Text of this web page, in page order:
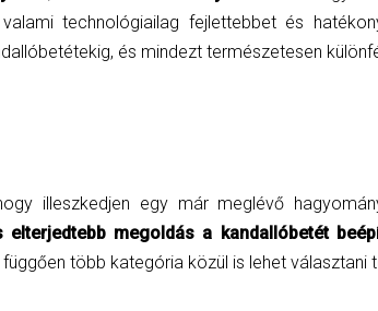
technológiailag fejlettebbet és
és mindezt természetesen
illeszkedjen egy már meglévő
megoldás a kandallóbetét
több kategória közül is lehet választani